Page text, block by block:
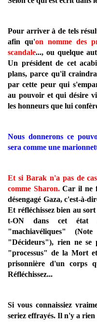
Pour arriver à de tels
afin qu'on nomme des
scandale..., ou quelque
Un président de cet
plans, parce qu'il
par cette peur qui
au pouvoir et qui désire
les honneurs que lui
Nous donnerons ce
sera comme une
Et si Barak n'a pas de
comme Sharon.Car il ne
désengagé Gaza, c'est-à-
Et réfléchissez bien au
t-ON dans cet état
"machiavéliques"
"Décideurs"), rien ne se
"processus" de la Mort
prisonnière d'un corps
Réfléchissez...
Si vous connaissiez
seriez effrayés. Il n'y a